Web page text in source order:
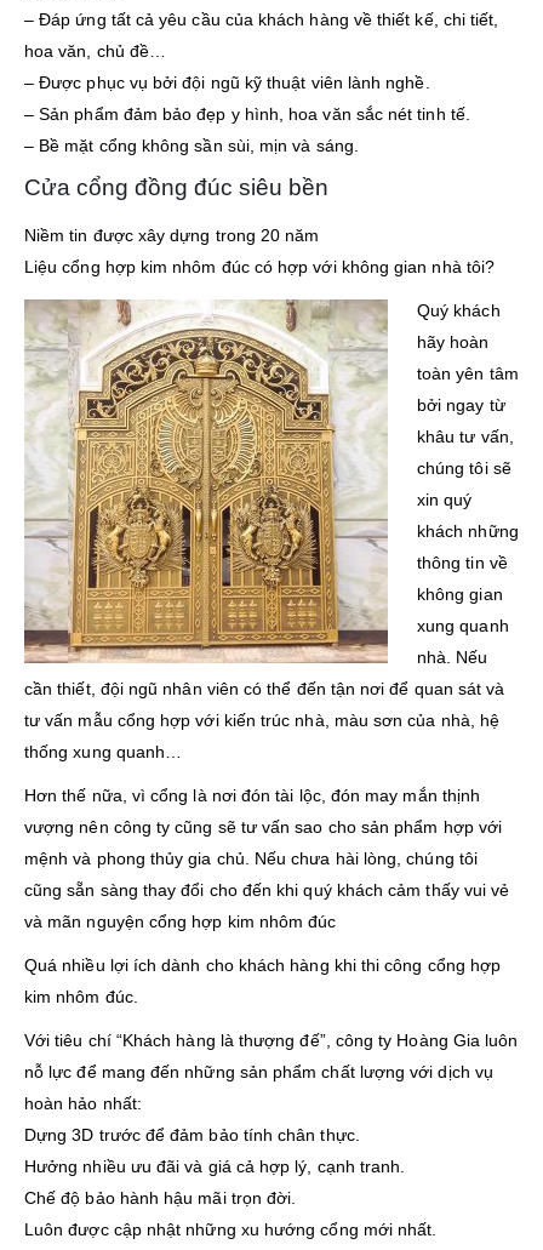
– Đáp ứng tất cả yêu cầu của khách hàng về thiết kế, chi tiết,
hoa văn, chủ đề…
– Được phục vụ bởi đội ngũ kỹ thuật viên lành nghề.
– Sản phẩm đảm bảo đẹp y hình, hoa văn sắc nét tinh tế.
– Bề mặt cổng không sần sùi, mịn và sáng.
Cửa cổng đồng đúc siêu bền
Niềm tin được xây dựng trong 20 năm
Liệu cổng hợp kim nhôm đúc có hợp với không gian nhà tôi?
Quý khách
hãy hoàn
toàn yên tâm
bởi ngay từ
khâu tư vấn,
chúng tôi sẽ
xin quý
khách những
thông tin về
không gian
xung quanh
nhà. Nếu
cần thiết, đội ngũ nhân viên có thể đến tận nơi để quan sát và
tư vấn mẫu cổng hợp với kiến trúc nhà, màu sơn của nhà, hệ
thống xung quanh…
Hơn thế nữa, vì cổng là nơi đón tài lộc, đón may mắn thịnh
vượng nên công ty cũng sẽ tư vấn sao cho sản phẩm hợp với
mệnh và phong thủy gia chủ. Nếu chưa hài lòng, chúng tôi
cũng sẵn sàng thay đổi cho đến khi quý khách cảm thấy vui vẻ
và mãn nguyện cổng hợp kim nhôm đúc
Quá nhiều lợi ích dành cho khách hàng khi thi công cổng hợp
kim nhôm đúc.
Với tiêu chí “Khách hàng là thượng đế”, công ty Hoàng Gia luôn
nỗ lực để mang đến những sản phẩm chất lượng với dịch vụ
hoàn hảo nhất:
Dựng 3D trước để đảm bảo tính chân thực.
Hưởng nhiều ưu đãi và giá cả hợp lý, cạnh tranh.
Chế độ bảo hành hậu mãi trọn đời.
Luôn được cập nhật những xu hướng cổng mới nhất.